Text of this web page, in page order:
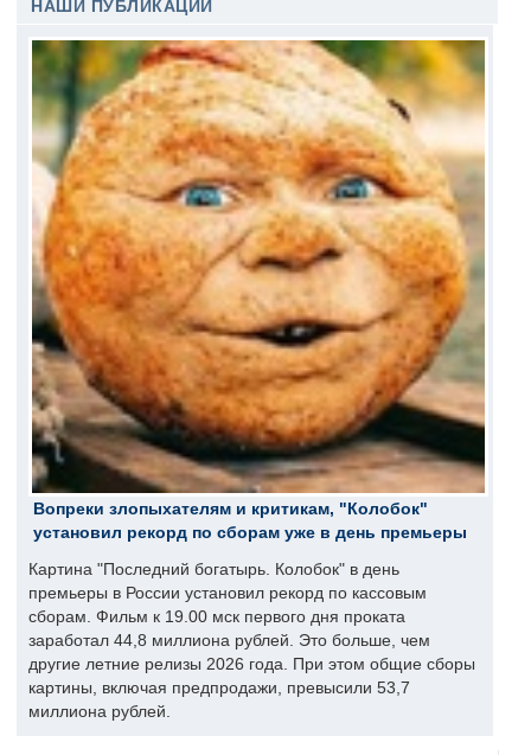
НАШИ ПУБЛИКАЦИИ
Вопреки злопыхателям и критикам, "Колобок"
установил рекорд по сборам уже в день премьеры
Картина "Последний богатырь. Колобок" в день
премьеры в России установил рекорд по кассовым
сборам. Фильм к 19.00 мск первого дня проката
заработал 44,8 миллиона рублей. Это больше, чем
другие летние релизы 2026 года. При этом общие сборы
картины, включая предпродажи, превысили 53,7
миллиона рублей.